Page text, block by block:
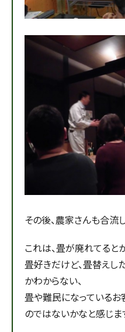
その後、農家さんも合流
これは、畳が廃れてると
畳好きだけど、畳替えし
かわからない、
畳や難民になっているお
のではないかなと感じま